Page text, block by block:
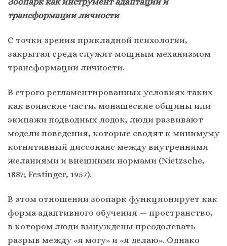
трансформации личности
С точки зрения прикладной психологии,
закрытая среда служит мощным механизмом
трансформации личности.
В строго регламентированных условиях таких
как воинские части, монашеские общины или
экипажи подводных лодок, люди развивают
модели поведения, которые сводят к минимуму
когнитивный диссонанс между внутренними
желаниями и внешними нормами (Nietzsche,
1887; Festinger, 1957).
В этом отношении зоопарк функционирует как
форма адаптивного обучения — пространство,
в котором люди вынуждены преодолевать
разрыв между «я могу» и «я делаю». Однако